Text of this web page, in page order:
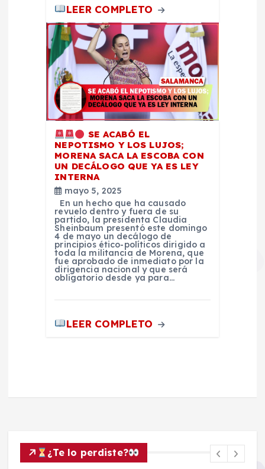
LEER COMPLETO
SE ACABÓ EL
NEPOTISMO Y LOS LUJOS;
MORENA SACA LA ESCOBA CON
UN DECÁLOGO QUE YA ES LEY
INTERNA
mayo 5, 2025
En un hecho que ha causado
revuelo dentro y fuera de su
partido, la presidenta Claudia
Sheinbaum presentó este domingo
4 de mayo un decálogo de
principios ético-políticos dirigido a
toda la militancia de Morena, que
fue aprobado de inmediato por la
dirigencia nacional y que será
obligatorio desde ya para…
LEER COMPLETO
¿Te lo perdiste?